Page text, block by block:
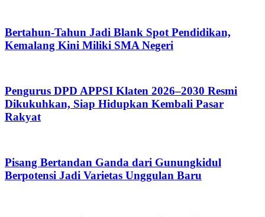
Bertahun-Tahun Jadi Blank Spot Pendidikan,
Kemalang Kini Miliki SMA Negeri
Pengurus DPD APPSI Klaten 2026–2030 Resmi
Dikukuhkan, Siap Hidupkan Kembali Pasar
Rakyat
Pisang Bertandan Ganda dari Gunungkidul
Berpotensi Jadi Varietas Unggulan Baru